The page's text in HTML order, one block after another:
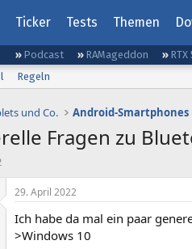
Ticker Tests Themen
Podcast RAMageddon
Regeln
und Co. Android-Smartphones
Fragen zu
29. April 2022
Ich habe da mal ein paar
>Windows 10